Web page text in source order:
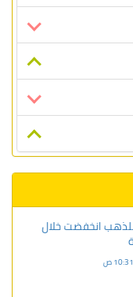
للذهب انخفضت خلال